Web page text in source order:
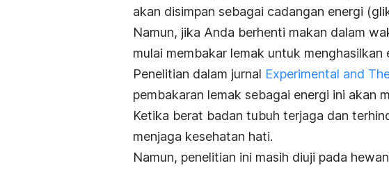
akan disimpan sebagai cadangan energi
Namun, jika Anda berhenti makan dalam
mulai membakar lemak untuk menghasilkan
Penelitian dalam jurnal Experimental and
pembakaran lemak sebagai energi ini akan
Ketika berat badan tubuh terjaga dan
menjaga kesehatan hati.
Namun, penelitian ini masih diuji pada